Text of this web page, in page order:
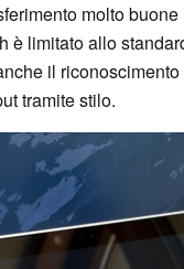
molto
è limitato allo
il
tramite stilo.